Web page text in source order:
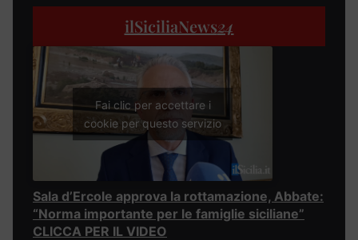
ilSiciliaNews24
Fai clic per accettare i
cookie per questo servizio
Sala d’Ercole approva la rottamazione, Abbate:
“Norma importante per le famiglie siciliane”
CLICCA PER IL VIDEO